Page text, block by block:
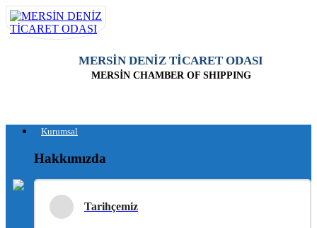
MERSİN DENİZ TİCARET ODASI
MERSİN CHAMBER OF SHIPPING
Kurumsal
Hakkımızda
Tarihçemiz